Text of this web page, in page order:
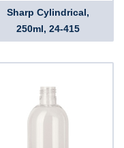
Sharp Cylindrical,
250ml, 24-415